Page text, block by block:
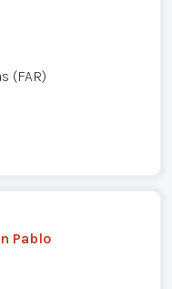
(FAR)
Pablo